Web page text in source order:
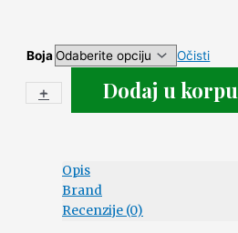
Boja Očisti
-
+ Dodaj u korpu
Opis
Brand
Recenzije (0)